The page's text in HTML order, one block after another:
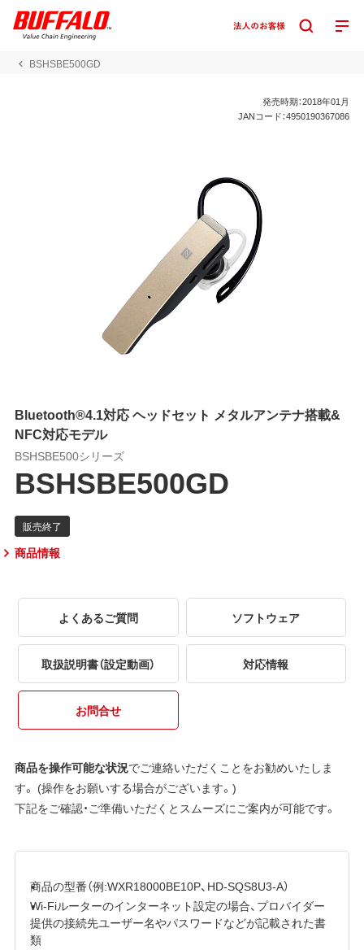
BSHSBE500GD
発売時期：2018年01月
JANコード：4950190367086
Bluetooth®4.1対応 ヘッドセット メタルアンテナ搭載&
NFC対応モデル
BSHSBE500シリーズ
BSHSBE500GD
商品情報
よくあるご質問 ソフトウェア
取扱説明書（設定動画） 対応情報
お問合せ
商品を操作可能な状況でご連絡いただくことをお勧めいたしま
す。 (操作をお願いする場合がございます。)
下記をご確認・ご準備いただくとスムーズにご案内が可能です。
商品の型番（例:WXR18000BE10P、HD-SQS8U3-A）
Wi-Fiルーターのインターネット設定の場合、プロバイダー
提供の接続先ユーザー名やパスワードなどが記載された書
類